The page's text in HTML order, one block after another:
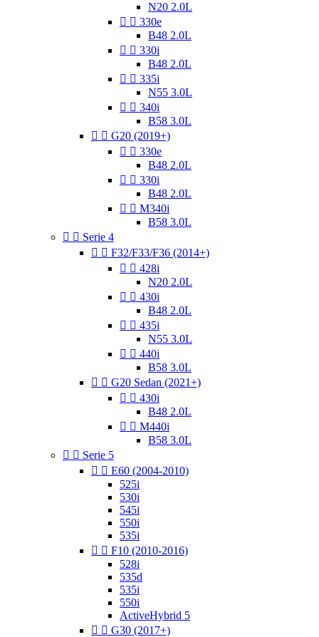
N20 2.0L
  330e
B48 2.0L
  330i
B48 2.0L
  335i
N55 3.0L
  340i
B58 3.0L
  G20 (2019+)
  330e
B48 2.0L
  330i
B48 2.0L
  M340i
B58 3.0L
  Serie 4
  F32/F33/F36 (2014+)
  428i
N20 2.0L
  430i
B48 2.0L
  435i
N55 3.0L
  440i
B58 3.0L
  G20 Sedan (2021+)
  430i
B48 2.0L
  M440i
B58 3.0L
  Serie 5
  E60 (2004-2010)
525i
530i
545i
550i
535i
  F10 (2010-2016)
528i
535d
535i
550i
ActiveHybrid 5
  G30 (2017+)